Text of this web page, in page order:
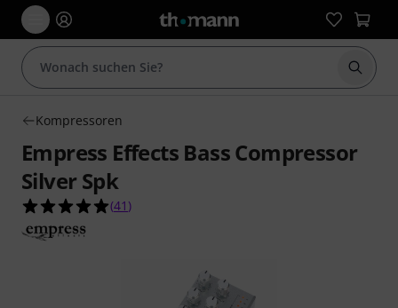
Suche
Kompressoren
Empress Effects Bass Compressor
Silver Spk
5.0 von 5 Sternen aus 41 Kundenbewertungen
(41 )